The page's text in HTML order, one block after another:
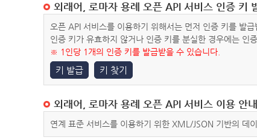
외래어, 로마자 용례 오픈 API 서비스 인증 키
오픈 API 서비스를 이용하기 위해서는 먼저 인증 키를 발
인증 키가 유효하지 않거나 인증 키를 분실한 경우에는 인
※ 1인당 1개의 인증 키를 발급받을 수 있습니다.
키 발급 키 찾기
외래어, 로마자 용례 오픈 API 서비스 이용 안내
연계 표준 서비스를 이용하기 위한 XML/JSON 기반의 데